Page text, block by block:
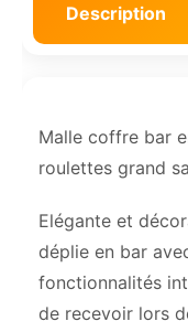
Description
Malle coffre bar
roulettes grand
Elégante et
déplie en bar
fonctionnalités
de recevoir lors